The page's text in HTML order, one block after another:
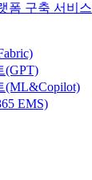
폼 구축 서비스
(GPT)
(ML&Copilot)
EMS)